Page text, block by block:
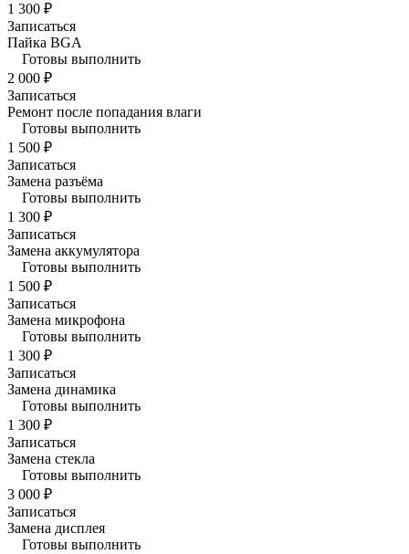
1 300 ₽
Записаться
Пайка BGA
Готовы выполнить
2 000 ₽
Записаться
Ремонт после попадания влаги
Готовы выполнить
1 500 ₽
Записаться
Замена разъёма
Готовы выполнить
1 300 ₽
Записаться
Замена аккумулятора
Готовы выполнить
1 500 ₽
Записаться
Замена микрофона
Готовы выполнить
1 300 ₽
Записаться
Замена динамика
Готовы выполнить
1 300 ₽
Записаться
Замена стекла
Готовы выполнить
3 000 ₽
Записаться
Замена дисплея
Готовы выполнить